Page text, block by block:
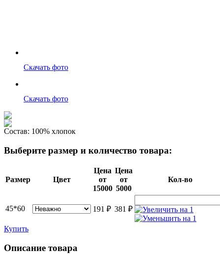
Скачать фото
Скачать фото
Состав: 100% хлопок
Выберите размер и количество товара:
Размер Цвет
Цена
от
15000
Цена
от
5000
Кол-во
45*60 191 ₽ 381 ₽
Купить
Описание товара